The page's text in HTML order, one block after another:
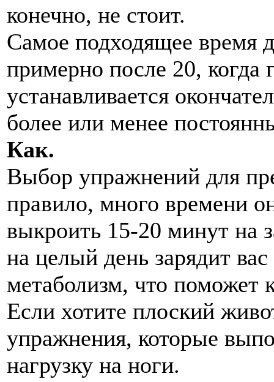
конечно, не стоит.
Самое подходящее время
примерно после 20,
устанавливается
более или менее
Как.
Выбор упражнений для
правило, много времени
выкроить 15-20 минут на
на целый день зарядит
метаболизм, что поможет
Если хотите плоский
упражнения, которые
нагрузку на ноги.